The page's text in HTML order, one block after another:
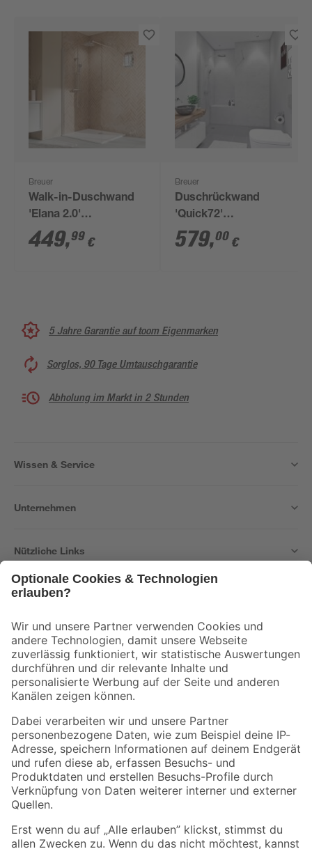
Breuer
Walk-in-Duschwand
'Elana 2.0'
chromfarben 100 x
200 cm
449,99 €
Breuer
Duschrückwand
'Quick72'
Marmoroptik grau
150 x 255 cm
579,00 €
5 Jahre Garantie auf toom Eigenmarken
Sorglos, 90 Tage Umtauschgarantie
Abholung im Markt in 2 Stunden
Wissen & Service
Unternehmen
Nützliche Links
Der toom Newsletter: Keine Angebote und Aktionen mehr verpassen!
Zur Newsletter Anmeldung
Folge uns
Zahlungsarten Versandarten
Sicher einkaufen